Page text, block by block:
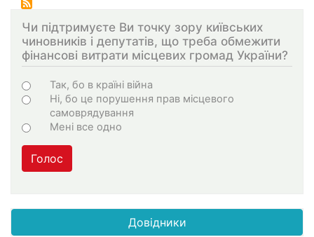
Чи підтримуєте Ви точку зору київських
чиновників і депутатів, що треба обмежити
фінансові витрати місцевих громад України?
Choices
Так, бо в країні війна
Ні, бо це порушення прав місцевого
самоврядування
Мені все одно
Голос
Довідники